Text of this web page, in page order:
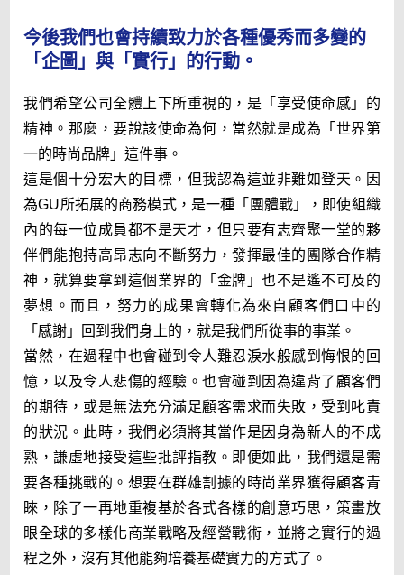
今後我們也會持續致力於各種優秀而多變的
「企圖」與「實行」的行動。
我們希望公司全體上下所重視的，是「享受使命感」的
精神。那麼，要說該使命為何，當然就是成為「世界第
一的時尚品牌」這件事。
這是個十分宏大的目標，但我認為這並非難如登天。因
為GU所拓展的商務模式，是一種「團體戰」，即使組織
內的每一位成員都不是天才，但只要有志齊聚一堂的夥
伴們能抱持高昂志向不斷努力，發揮最佳的團隊合作精
神，就算要拿到這個業界的「金牌」也不是遙不可及的
夢想。而且，努力的成果會轉化為來自顧客們口中的
「感謝」回到我們身上的，就是我們所從事的事業。
當然，在過程中也會碰到令人難忍淚水般感到悔恨的回
憶，以及令人悲傷的經驗。也會碰到因為違背了顧客們
的期待，或是無法充分滿足顧客需求而失敗，受到叱責
的狀況。此時，我們必須將其當作是因身為新人的不成
熟，謙虛地接受這些批評指教。即便如此，我們還是需
要各種挑戰的。想要在群雄割據的時尚業界獲得顧客青
睞，除了一再地重複基於各式各樣的創意巧思，策畫放
眼全球的多樣化商業戰略及經營戰術，並將之實行的過
程之外，沒有其他能夠培養基礎實力的方式了。